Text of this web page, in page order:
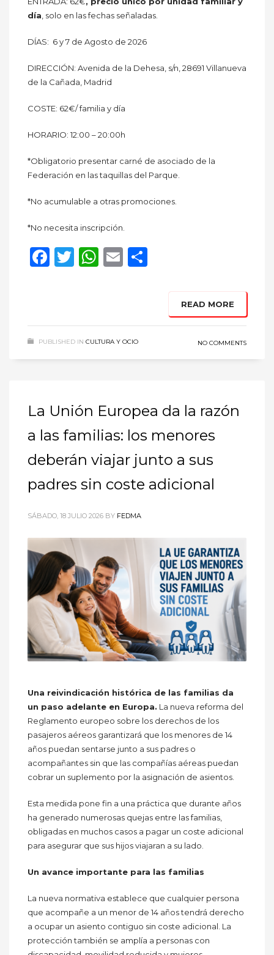
día , solo en las fechas señaladas.
DÍAS: 6 y 7 de Agosto de 2026
DIRECCIÓN: Avenida de la Dehesa, s/n, 28691 Villanueva
de la Cañada, Madrid
COSTE: 62€/ familia y día
HORARIO: 12:00 – 20:00h
*Obligatorio presentar carné de asociado de la
Federación en las taquillas del Parque.
*No acumulable a otras promociones.
*No necesita inscripción.
Facebook
Twitter
WhatsApp
Email
READ MORE
PUBLISHED IN CULTURA Y OCIO NO COMMENTS
La Unión Europea da la razón
a las familias: los menores
deberán viajar junto a sus
padres sin coste adicional
SÁBADO, 18 JULIO 2026 BY FEDMA
Una reivindicación histórica de las familias da
un paso adelante en Europa. La nueva reforma del
Reglamento europeo sobre los derechos de los
pasajeros aéreos garantizará que los menores de 14
años puedan sentarse junto a sus padres o
acompañantes sin que las compañías aéreas puedan
cobrar un suplemento por la asignación de asientos.
Esta medida pone fin a una práctica que durante años
ha generado numerosas quejas entre las familias,
obligadas en muchos casos a pagar un coste adicional
para asegurar que sus hijos viajaran a su lado.
Un avance importante para las familias
La nueva normativa establece que cualquier persona
que acompañe a un menor de 14 años tendrá derecho
a ocupar un asiento contiguo sin coste adicional. La
protección también se amplía a personas con